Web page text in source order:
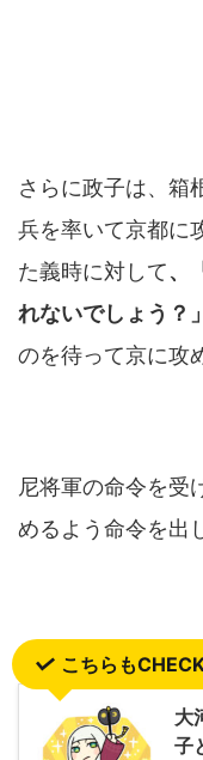
さらに政子は、箱
兵を率いて京都に
た義時に対して、
れないでしょう？」
のを待って京に攻
尼将軍の命令を受
めるよう命令を出
こちらも
大
子